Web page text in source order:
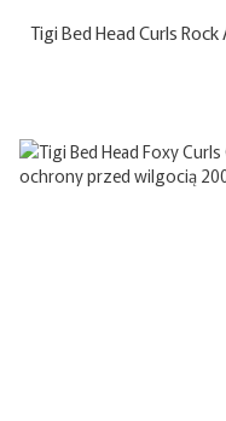
Tigi Bed Head Curls